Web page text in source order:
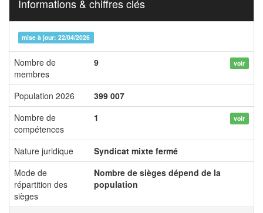
Informations & chiffres clés
mise à jour: 22/04/2026
Nombre de
membres
9 voir
Population 2026
399 007
Nombre de
compétences
1 voir
Nature juridique
Syndicat mixte fermé
Mode de
répartition des
sièges
Nombre de sièges dépend de la
population